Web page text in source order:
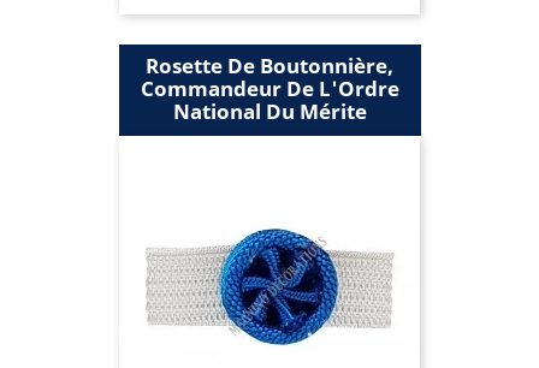
Rosette De Boutonnière,
Commandeur De L'Ordre
National Du Mérite